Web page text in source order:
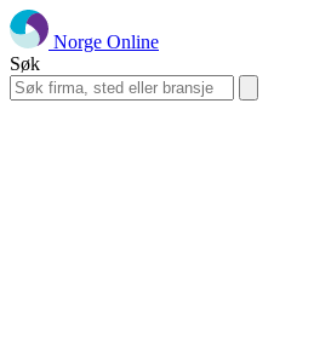
Norge Online
Søk